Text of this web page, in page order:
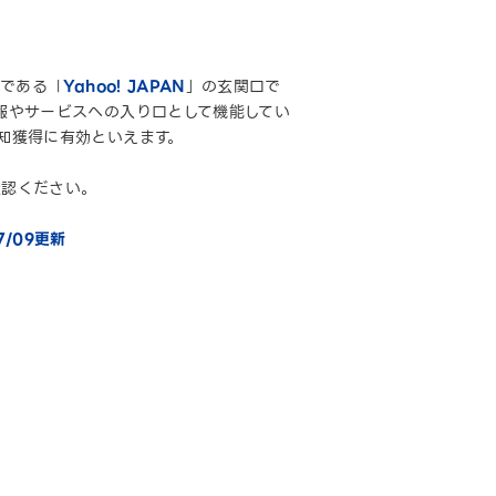
ある「Yahoo! JAPAN」の玄関口で
サービスへの入り口として機能してい
得に有効といえます。
ください。
09更新